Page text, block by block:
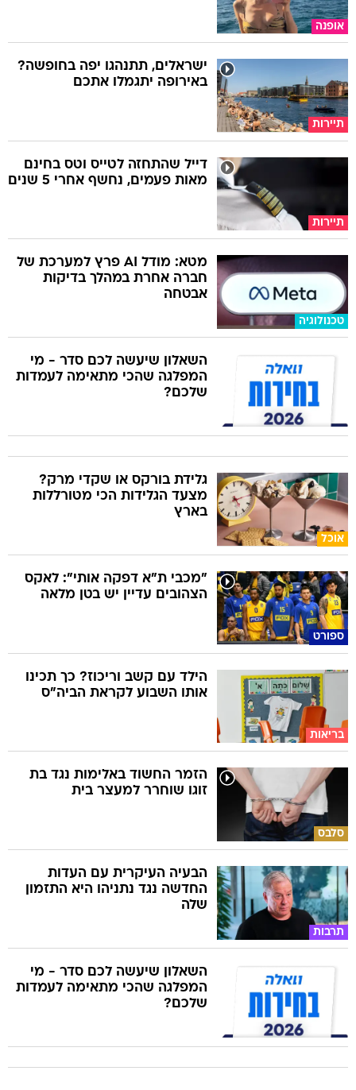
אופנה
תיירות
ישראלים, תתנהגו יפה בחופשה?
באירופה יתגמלו אתכם
תיירות
דייל שהתחזה לטייס וטס בחינם
מאות פעמים, נחשף אחרי 5 שנים
טכנולוגיה
מטא: מודל AI פרץ למערכת של
חברה אחרת במהלך בדיקות
אבטחה
השאלון שיעשה לכם סדר - מי
המפלגה שהכי מתאימה לעמדות
שלכם?
אוכל
גלידת בורקס או שקדי מרק?
מצעד הגלידות הכי מטורללות
בארץ
ספורט
"מכבי ת"א דפקה אותי": לאקס
הצהובים עדיין יש בטן מלאה
בריאות
הילד עם קשב וריכוז? כך תכינו
אותו השבוע לקראת הביה"ס
סלבס
הזמר החשוד באלימות נגד בת
זוגו שוחרר למעצר בית
תרבות
הבעיה העיקרית עם העדות
החדשה נגד נתניהו היא התזמון
שלה
השאלון שיעשה לכם סדר - מי
המפלגה שהכי מתאימה לעמדות
שלכם?